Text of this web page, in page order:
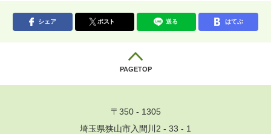
シェア ポスト 送る はてぶ
PAGETOP
〒350 - 1305
埼玉県狭山市入間川2 - 33 - 1